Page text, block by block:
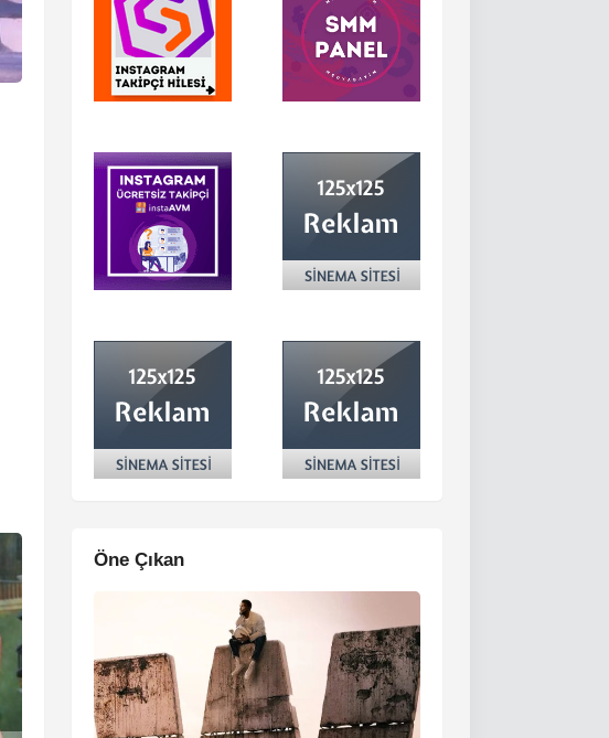
Öne Çıkan